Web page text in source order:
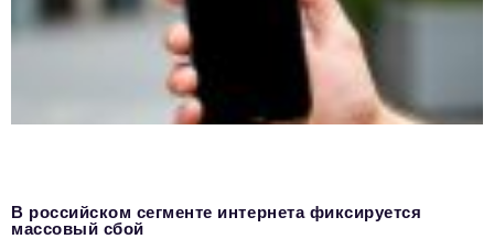
В российском сегменте интернета фиксируется
массовый сбой